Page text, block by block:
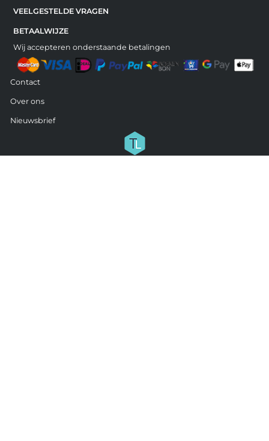
VEELGESTELDE VRAGEN
BETAALWIJZE
Wij accepteren onderstaande betalingen
Contact
Over ons
Nieuwsbrief